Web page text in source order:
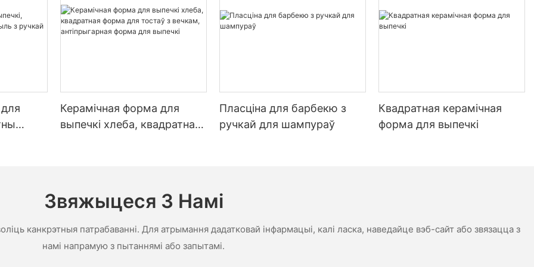
for achieving perfectly crispy and delicious pizzas. By
Керамічная форма для
выпечкі хлеба, квадратная
Пласціна для барбекю з
ручкай для шампураў
Квадратная керамічная
форма для выпечкі
Звяжыцеся З Намі
канкрэтныя патрабаванні. Для атрымання дадатковай інфармацыі, калі ласка, наведайце вэб-сайт або звязацца з
намі напрамую з пытаннямі або запытамі.